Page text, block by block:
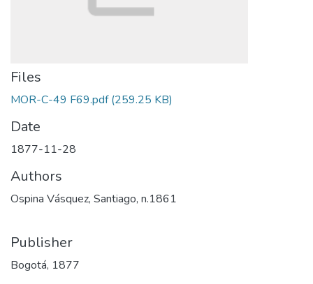
Files
MOR-C-49 F69.pdf(259.25 KB)
Date
1877-11-28
Authors
Ospina Vásquez, Santiago, n.1861
Publisher
Bogotá, 1877